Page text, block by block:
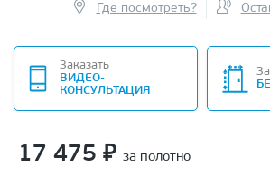
Где посмотреть?
Заказать
ВИДЕО-
КОНСУЛЬТАЦИЯ
17 475 ₽ за полотно